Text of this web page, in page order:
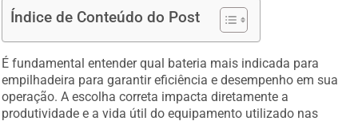
Índice de Conteúdo do Post
É fundamental entender qual bateria mais indicada para
empilhadeira para garantir eficiência e desempenho em sua
operação. A escolha correta impacta diretamente a
produtividade e a vida útil do equipamento utilizado nas